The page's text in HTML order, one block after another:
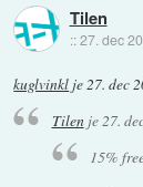
Tilen
::27. dec
kuglvinkl je27. dec
Tilenje27.
15%